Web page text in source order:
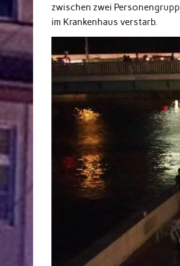
zwischen zwei
im Krankenhaus verstarb.